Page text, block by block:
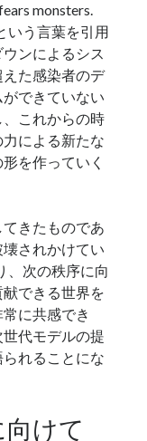
monsters.
いう言葉を引用
ンによるシス
た感染者のデ
できていない
これからの時
による新たな
を作っていく
きたものであ
されかけてい
、次の秩序に向
できる世界を
に共感でき
代モデルの提
れることにな
けて